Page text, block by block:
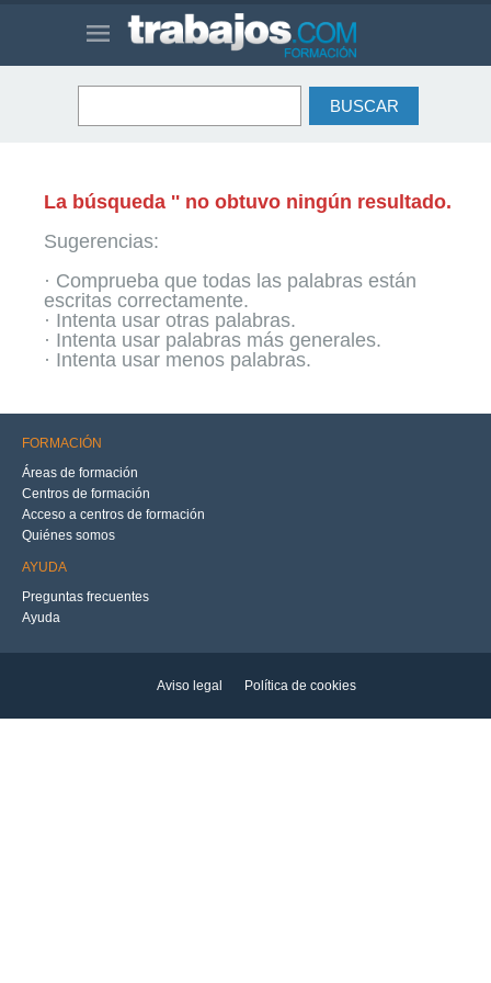
La búsqueda '' no obtuvo ningún resultado.
Sugerencias:
· Comprueba que todas las palabras están
escritas correctamente.
· Intenta usar otras palabras.
· Intenta usar palabras más generales.
· Intenta usar menos palabras.
FORMACIÓN
Áreas de formación
Centros de formación
Acceso a centros de formación
Quiénes somos
AYUDA
Preguntas frecuentes
Ayuda
Aviso legal Política de cookies